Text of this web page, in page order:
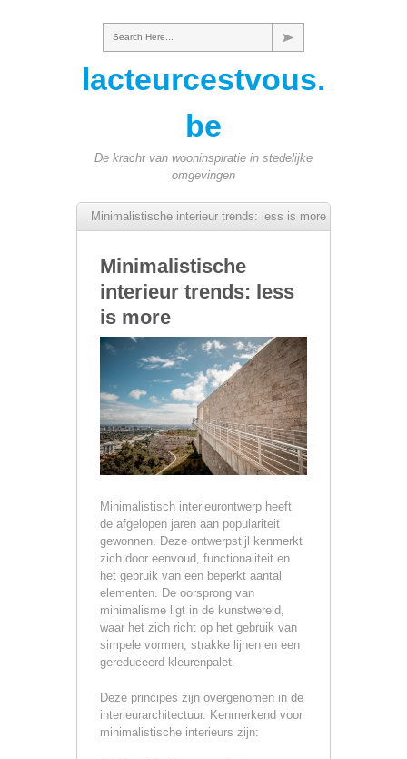
Search Here...
lacteurcestvous.
be
De kracht van wooninspiratie in stedelijke
omgevingen
Minimalistische interieur trends: less is more
Minimalistische
interieur trends: less
is more
Minimalistisch interieurontwerp heeft
de afgelopen jaren aan populariteit
gewonnen. Deze ontwerpstijl kenmerkt
zich door eenvoud, functionaliteit en
het gebruik van een beperkt aantal
elementen. De oorsprong van
minimalisme ligt in de kunstwereld,
waar het zich richt op het gebruik van
simpele vormen, strakke lijnen en een
gereduceerd kleurenpalet.
Deze principes zijn overgenomen in de
interieurarchitectuur. Kenmerkend voor
minimalistische interieurs zijn: